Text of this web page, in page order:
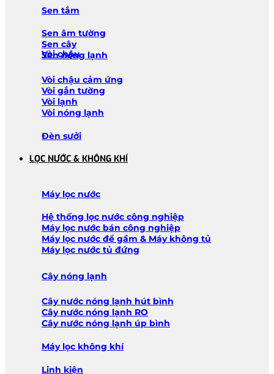
Sen tắm
Sen âm tường
Sen cây
Sen nóng lạnh
Vòi chậu
Vòi chậu cảm ứng
Vòi gắn tường
Vòi lạnh
Vòi nóng lạnh
Đèn sưởi
LỌC NƯỚC & KHÔNG KHÍ
Máy lọc nước
Hệ thống lọc nước công nghiệp
Máy lọc nước bán công nghiệp
Máy lọc nước để gầm & Máy không tủ
Máy lọc nước tủ đứng
Cây nóng lạnh
Cây nước nóng lạnh hút bình
Cây nước nóng lạnh RO
Cây nước nóng lạnh úp bình
Máy lọc không khí
Linh kiện